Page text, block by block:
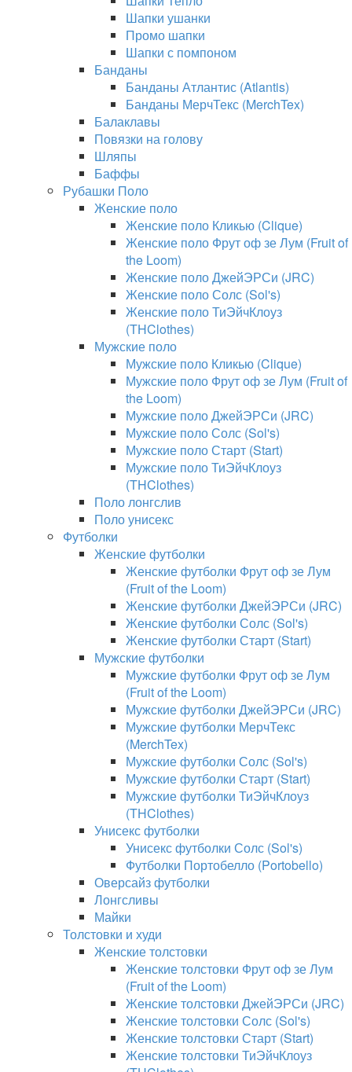
Шапки ушанки
Промо шапки
Шапки с помпоном
Банданы
Банданы Атлантис (Atlantis)
Банданы МерчТекс (MerchTex)
Балаклавы
Повязки на голову
Шляпы
Баффы
Рубашки Поло
Женские поло
Женские поло Кликью (Clique)
Женские поло Фрут оф зе Лум (Fruit of
the Loom)
Женские поло ДжейЭРСи (JRC)
Женские поло Солс (Sol's)
Женские поло ТиЭйчКлоуз
(THClothes)
Мужские поло
Мужские поло Кликью (Clique)
Мужские поло Фрут оф зе Лум (Fruit of
the Loom)
Мужские поло ДжейЭРСи (JRC)
Мужские поло Солс (Sol's)
Мужские поло Старт (Start)
Мужские поло ТиЭйчКлоуз
(THClothes)
Поло лонгслив
Поло унисекс
Футболки
Женские футболки
Женские футболки Фрут оф зе Лум
(Fruit of the Loom)
Женские футболки ДжейЭРСи (JRC)
Женские футболки Солс (Sol's)
Женские футболки Старт (Start)
Мужские футболки
Мужские футболки Фрут оф зе Лум
(Fruit of the Loom)
Мужские футболки ДжейЭРСи (JRC)
Мужские футболки МерчТекс
(MerchTex)
Мужские футболки Солс (Sol's)
Мужские футболки Старт (Start)
Мужские футболки ТиЭйчКлоуз
(THClothes)
Унисекс футболки
Унисекс футболки Солс (Sol's)
Футболки Портобелло (Portobello)
Оверсайз футболки
Лонгсливы
Майки
Толстовки и худи
Женские толстовки
Женские толстовки Фрут оф зе Лум
(Fruit of the Loom)
Женские толстовки ДжейЭРСи (JRC)
Женские толстовки Солс (Sol's)
Женские толстовки Старт (Start)
Женские толстовки ТиЭйчКлоуз